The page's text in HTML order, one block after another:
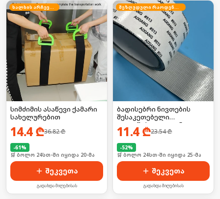
ხალხის არჩევანი
სიმძიმის ასაწევი ქამარი
სახელურებით
14.4₾36.82₾
-61%
🛒 ბოლო 24სთ-ში იყიდა 20-მა
შეკვეთა
გადახდა მიღებისას
შეზღუდული რაოდენობა
ბადისებრი ნივთების
შესაკეთებელი
თვითწებვადი ლენტი
11.4₾23.54₾
-52%
🛒 ბოლო 24სთ-ში იყიდა 25-მა
შეკვეთა
გადახდა მიღებისას